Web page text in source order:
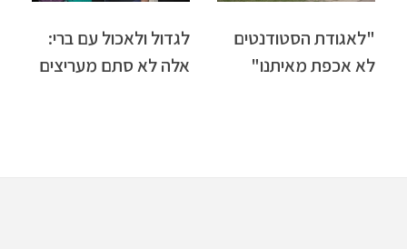
"לאגודת הסטודנטים
לא אכפת מאיתנו"
לגדול ולאכול עם ברי:
אלה לא סתם מעריצים